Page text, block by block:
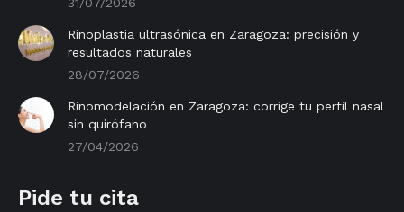
Rinoplastia ultrasónica en Zaragoza: precisión y
resultados naturales
28/07/2026
Rinomodelación en Zaragoza: corrige tu perfil nasal
sin quirófano
27/04/2026
Pide tu cita